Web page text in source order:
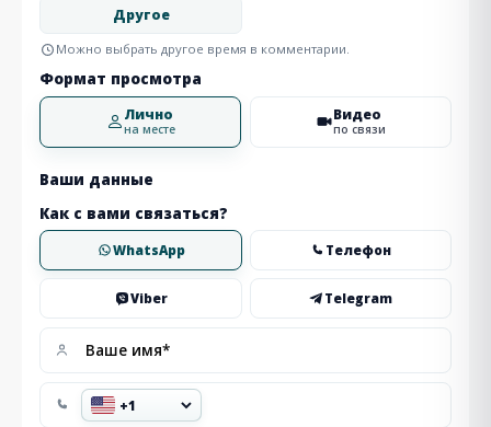
Другое
Можно выбрать другое время в комментарии.
Формат просмотра
Лично
на месте
Видео
по связи
Ваши данные
Как с вами связаться?
WhatsApp Телефон
Viber Telegram